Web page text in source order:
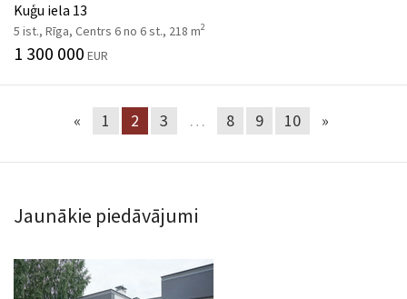
Kuģu iela 13
5 ist., Rīga, Centrs 6 no 6 st., 218 m2
1 300 000 EUR
« 1 2 3 … 8 9 10 »
Jaunākie piedāvājumi